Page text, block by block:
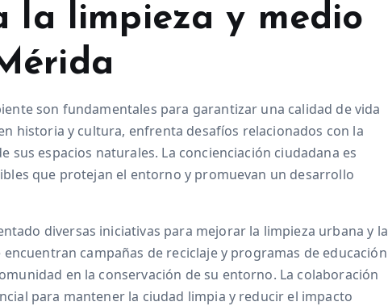
la limpieza y medio
son fundamentales para garantizar una calidad de vida
historia y cultura, enfrenta desafíos relacionados con la
sus espacios naturales. La concienciación ciudadana es
que protejan el entorno y promuevan un desarrollo
diversas iniciativas para mejorar la limpieza urbana y la
campañas de reciclaje y programas de educación
en la conservación de su entorno. La colaboración
para mantener la ciudad limpia y reducir el impacto